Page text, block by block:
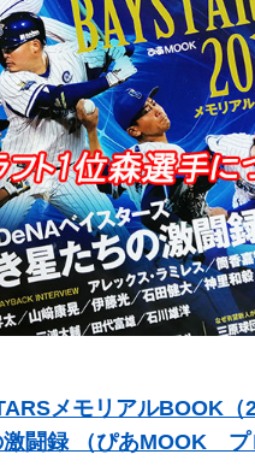
メモリアルBOOK（
闘録 （ぴあMOOK プ